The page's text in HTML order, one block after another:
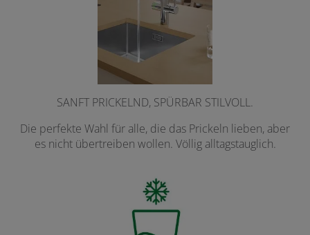
SANFT PRICKELND, SPÜRBAR STILVOLL.
Die perfekte Wahl für alle, die das Prickeln lieben, aber
es nicht übertreiben wollen. Völlig alltagstauglich.